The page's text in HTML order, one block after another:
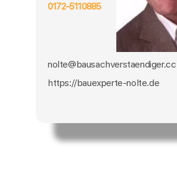
0172-5110885
nolte@bausachverstaendiger.cc
https://bauexperte-nolte.de